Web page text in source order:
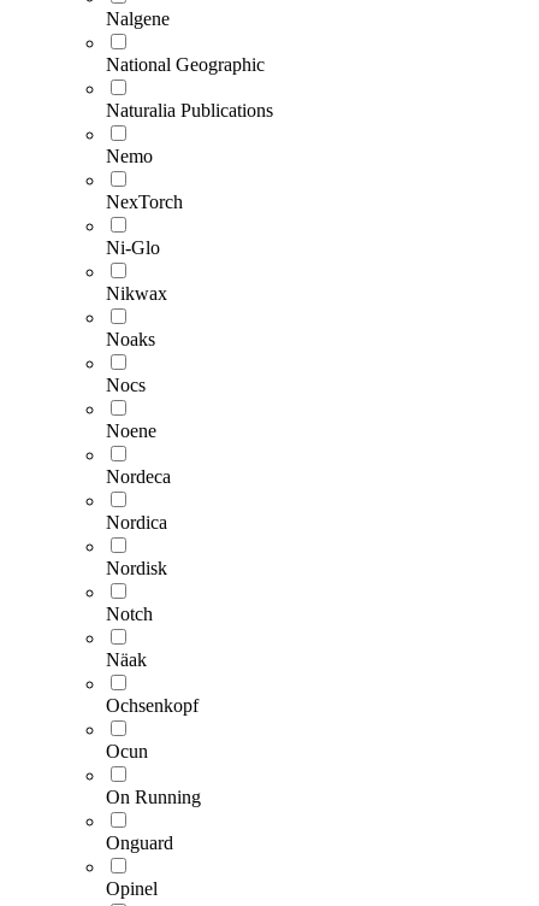
Nalgene
National Geographic
Naturalia Publications
Nemo
NexTorch
Ni-Glo
Nikwax
Noaks
Nocs
Noene
Nordeca
Nordica
Nordisk
Notch
Näak
Ochsenkopf
Ocun
On Running
Onguard
Opinel